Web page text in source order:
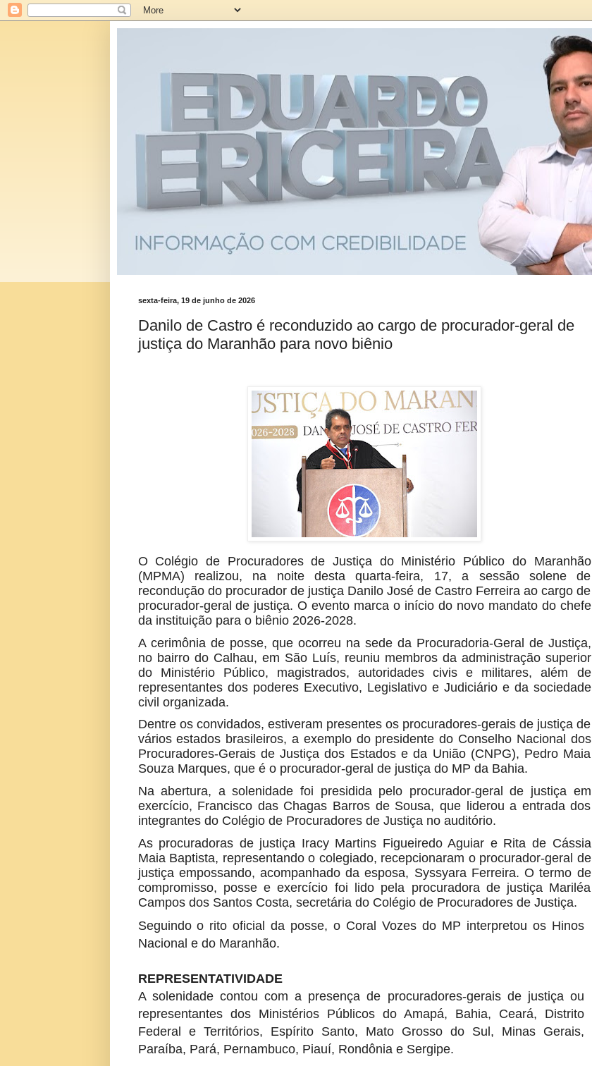
sexta-feira, 19 de junho de 2026
Danilo de Castro é reconduzido ao cargo de procurador-geral de
justiça do Maranhão para novo biênio
O Colégio de Procuradores de Justiça do Ministério Público do Maranhão
(MPMA) realizou, na noite desta quarta-feira, 17, a sessão solene de
recondução do procurador de justiça Danilo José de Castro Ferreira ao cargo de
procurador-geral de justiça. O evento marca o início do novo mandato do chefe
da instituição para o biênio 2026-2028.
A cerimônia de posse, que ocorreu na sede da Procuradoria-Geral de Justiça,
no bairro do Calhau, em São Luís, reuniu membros da administração superior
do Ministério Público, magistrados, autoridades civis e militares, além de
representantes dos poderes Executivo, Legislativo e Judiciário e da sociedade
civil organizada.
Dentre os convidados, estiveram presentes os procuradores-gerais de justiça de
vários estados brasileiros, a exemplo do presidente do Conselho Nacional dos
Procuradores-Gerais de Justiça dos Estados e da União (CNPG), Pedro Maia
Souza Marques, que é o procurador-geral de justiça do MP da Bahia.
Na abertura, a solenidade foi presidida pelo procurador-geral de justiça em
exercício, Francisco das Chagas Barros de Sousa, que liderou a entrada dos
integrantes do Colégio de Procuradores de Justiça no auditório.
As procuradoras de justiça Iracy Martins Figueiredo Aguiar e Rita de Cássia
Maia Baptista, representando o colegiado, recepcionaram o procurador-geral de
justiça empossando, acompanhado da esposa, Syssyara Ferreira. O termo de
compromisso, posse e exercício foi lido pela procuradora de justiça Mariléa
Campos dos Santos Costa, secretária do Colégio de Procuradores de Justiça.
Seguindo o rito oficial da posse, o Coral Vozes do MP interpretou os Hinos
Nacional e do Maranhão.
REPRESENTATIVIDADE
A solenidade contou com a presença de procuradores-gerais de justiça ou
representantes dos Ministérios Públicos do Amapá, Bahia, Ceará, Distrito
Federal e Territórios, Espírito Santo, Mato Grosso do Sul, Minas Gerais,
Paraíba, Pará, Pernambuco, Piauí, Rondônia e Sergipe.